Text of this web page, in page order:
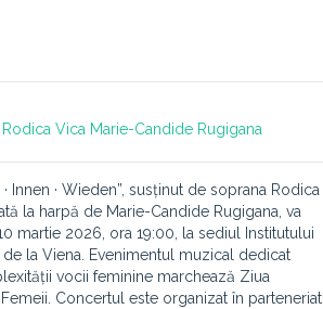
Rodica Vica Marie-Candide Rugigana
Innen · Wieden”, susținut de soprana Rodica
la harpă de Marie-Candide Rugigana, va
martie 2026, ora 19:00, la sediul Institutului
la Viena. Evenimentul muzical dedicat
vocii feminine marchează Ziua
Femeii. Concertul este organizat în parteneriat